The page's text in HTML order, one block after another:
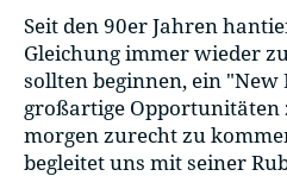
Seit den 90er Jahren
Gleichung immer wieder
sollten beginnen, ein "New
großartige Opportunitäten
morgen zurecht zu
begleitet uns mit seiner